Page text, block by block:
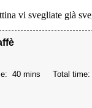
vi svegliate già
40 mins Total time: